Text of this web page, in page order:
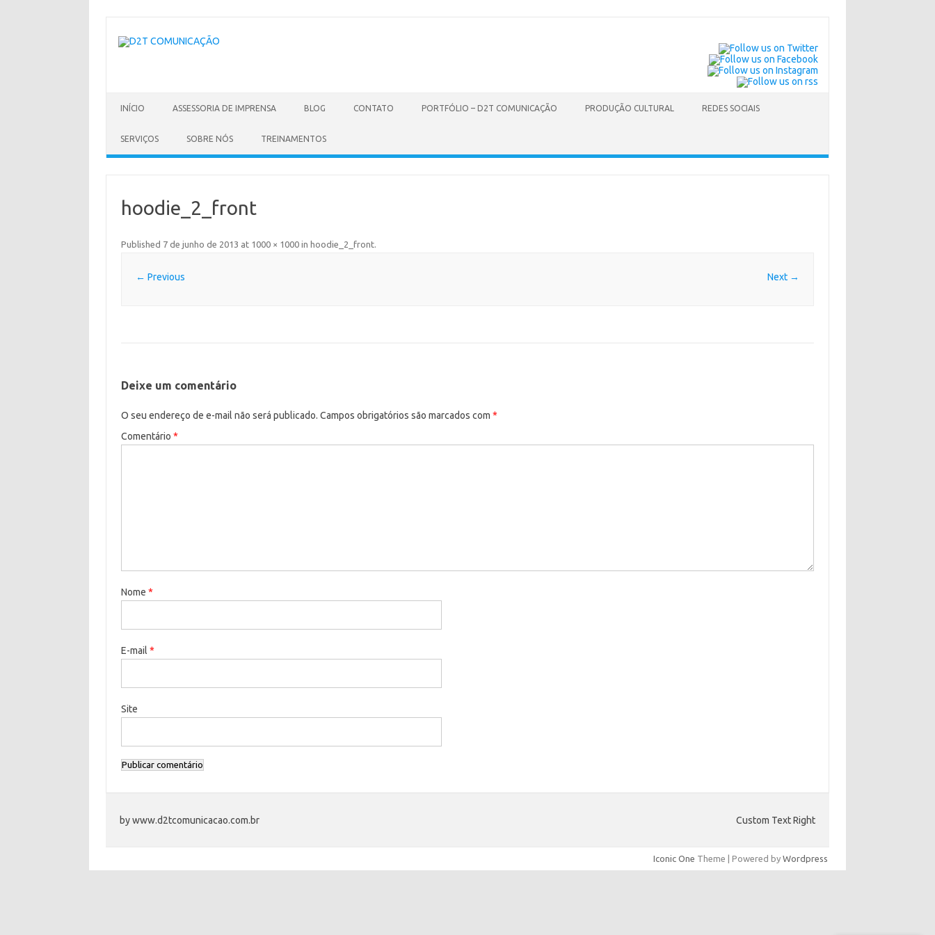
content
INÍCIO ASSESSORIA DE IMPRENSA BLOG CONTATO PORTFÓLIO – D2T COMUNICAÇÃO PRODUÇÃO CULTURAL REDES SOCIAIS
SERVIÇOS SOBRE NÓS TREINAMENTOS
hoodie_2_front
Published 7 de junho de 2013 at 1000 × 1000in hoodie_2_front.
← Previous Next →
Deixe um comentário
O seu endereço de e-mail não será publicado. Campos obrigatórios são marcados com *
Comentário *
Nome *
E-mail *
Site
by www.d2tcomunicacao.com.br Custom Text Right
Iconic One Theme | Powered by Wordpress